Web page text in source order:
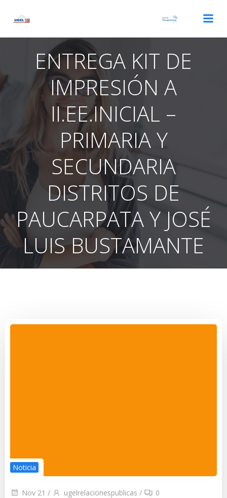
ENTREGA KIT DE
IMPRESIÓN A
II.EE.INICIAL –
PRIMARIA Y
SECUNDARIA
DISTRITOS DE
PAUCARPATA Y JOSÉ
LUIS BUSTAMANTE
Noticia
Nov 21 / ugelrelacionespublicas / 0